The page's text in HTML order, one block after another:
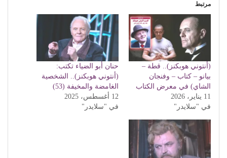
مرتبط
(أنتوني هوبكنز).. قطة –
بيانو – كتاب – وفنجان
الشاي) في معرض الكتاب
11 يناير، 2026
في "سلايدر"
حنان أبو الضياء تكتب:
(أنتوني هوبكنز).. الشخصية
الغامضة والمخيفة (53)
12 أغسطس، 2025
في "سلايدر"